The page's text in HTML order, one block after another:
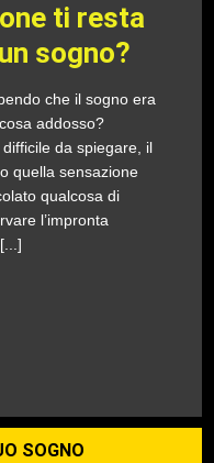
ti resta
sogno?
che il sogno era
addosso?
da spiegare, il
quella sensazione
qualcosa di
l’impronta
SOGNO